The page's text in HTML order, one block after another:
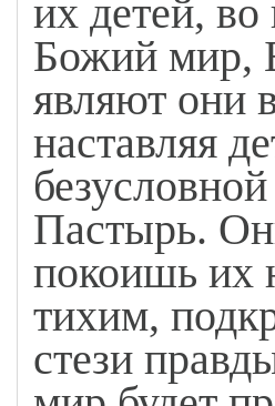
их детей,
Божий мир,
являют они
наставляя
Пастырь.
покоишь их
тихим,
стези